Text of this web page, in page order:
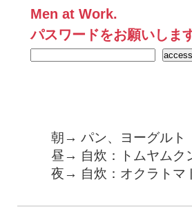
Men at Work.
パスワードをお願いしま
朝→ パン、ヨーグルト
昼→ 自炊：トムヤムク
夜→ 自炊：オクラトマ